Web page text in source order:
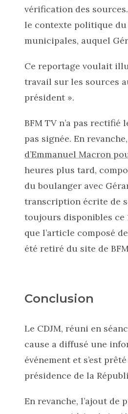
vérification des
le contexte politique du
municipales, auquel
Ce reportage voulait
travail sur les sources
président ».
BFM TV n’a pas
pas signée. En
d’Emmanuel Macron
heures plus tard,
du boulanger avec
transcription écrite de
toujours disponibles ce
que l’article composé
été retiré du site de
Conclusion
Le CDJM, réuni en
cause a diffusé une
événement et s’est prêté
présidence de la
En revanche, l’ajout